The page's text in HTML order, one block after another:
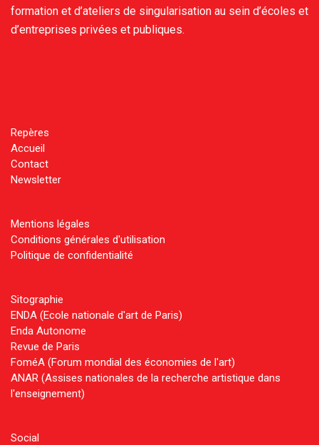
formation et d’ateliers de singularisation au sein d’écoles et
d’entreprises privées et publiques.
Repères
Accueil
Contact
Newsletter
Mentions légales
Conditions générales d'utilisation
Politique de confidentialité
Sitographie
ENDA (Ecole nationale d'art de Paris)
Enda Autonome
Revue de Paris
FoméA (Forum mondial des économies de l'art)
ANAR (Assises nationales de la recherche artistique dans
l'enseignement)
Social